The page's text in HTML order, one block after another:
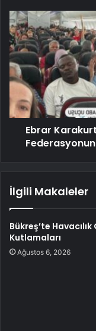
Ebrar
İlgili Makaleler
Bükreş’te Havacılık
Kutlamaları
Ağustos 6, 2026